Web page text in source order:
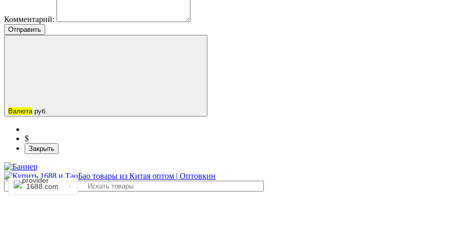
Комментарий:
Отправить
Валюта руб.
$
Закрыть
1688.com